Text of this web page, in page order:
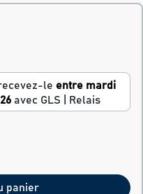
le entre mardi
avec GLS | Relais
panier